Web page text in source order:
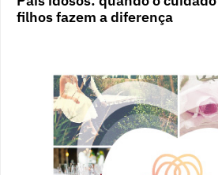
filhos fazem a diferença